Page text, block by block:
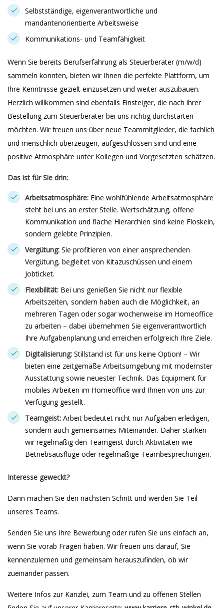
Selbstständige, eigenverantwortliche und
mandantenorientierte Arbeitsweise
Kommunikations- und Teamfähigkeit
Wenn Sie bereits Berufserfahrung als Steuerberater (m/w/d)
sammeln konnten, bieten wir Ihnen die perfekte Plattform, um
Ihre Kenntnisse gezielt einzusetzen und weiter auszubauen.
Herzlich willkommen sind ebenfalls Einsteiger, die nach ihrer
Bestellung zum Steuerberater bei uns richtig durchstarten
möchten. Wir freuen uns über neue Teammitglieder, die fachlich
und menschlich überzeugen, aufgeschlossen sind und eine
positive Atmosphäre unter Kollegen und Vorgesetzten schätzen.
Das ist für Sie drin:
Arbeitsatmosphäre: Eine wohlfühlende Arbeitsatmosphäre
steht bei uns an erster Stelle. Wertschätzung, offene
Kommunikation und flache Hierarchien sind keine Floskeln,
sondern gelebte Prinzipien.
Vergütung: Sie profitieren von einer ansprechenden
Vergütung, begleitet von Kitazuschüssen und einem
Jobticket.
Flexibilität: Bei uns genießen Sie nicht nur flexible
Arbeitszeiten, sondern haben auch die Möglichkeit, an
mehreren Tagen oder sogar wochenweise im Homeoffice
zu arbeiten – dabei übernehmen Sie eigenverantwortlich
Ihre Aufgabenplanung und erreichen erfolgreich Ihre Ziele.
Digitalisierung: Stillstand ist für uns keine Option! – Wir
bieten eine zeitgemäße Arbeitsumgebung mit modernster
Ausstattung sowie neuester Technik. Das Equipment für
mobiles Arbeiten im Homeoffice wird Ihnen von uns zur
Verfügung gestellt.
Teamgeist: Arbeit bedeutet nicht nur Aufgaben erledigen,
sondern auch gemeinsames Miteinander. Daher stärken
wir regelmäßig den Teamgeist durch Aktivitäten wie
Betriebsausflüge oder regelmäßige Teambesprechungen.
Interesse geweckt?
Dann machen Sie den nächsten Schritt und werden Sie Teil
unseres Teams.
Senden Sie uns Ihre Bewerbung oder rufen Sie uns einfach an,
wenn Sie vorab Fragen haben. Wir freuen uns darauf, Sie
kennenzulernen und gemeinsam herauszufinden, ob wir
zueinander passen.
Weitere Infos zur Kanzlei, zum Team und zu offenen Stellen